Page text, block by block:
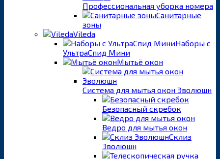
Профессиональная уборка номера
Санитарные
зоны
Vileda
Наборы с
УльтраСпид Мини
Мытьё окон
Система для мытья окон Эволюшн
Безопасный скребок
Ведро для мытья окон
Склиз
Эволюшн